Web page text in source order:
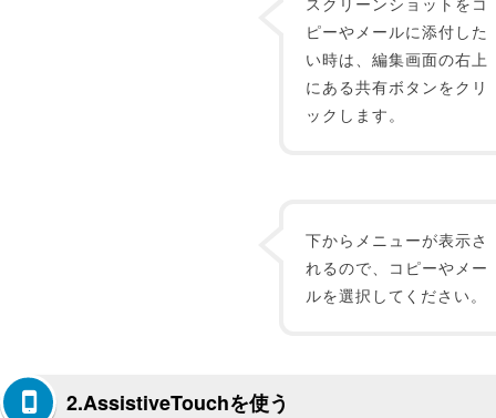
ピーやメールに添付した
い時は、編集画面の右上
にある共有ボタンをクリ
ックします。
下からメニューが表示さ
れるので、コピーやメー
ルを選択してください。
2.AssistiveTouchを使う